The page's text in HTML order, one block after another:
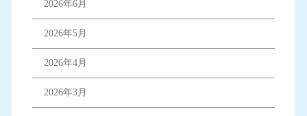
2026年6月
2026年5月
2026年4月
2026年3月